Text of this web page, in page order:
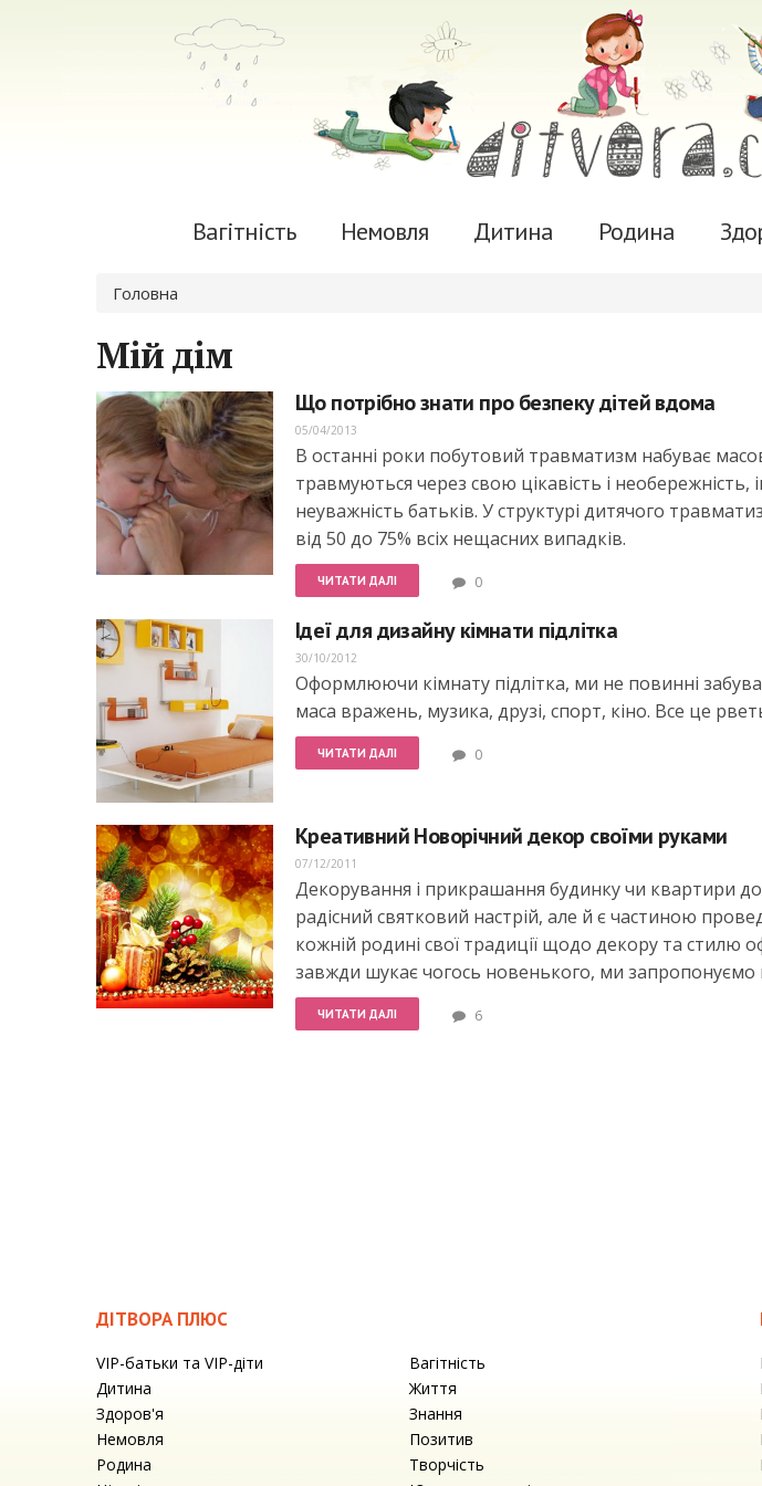
Вагітність Немовля Дитина Родина
Ви є тут
Головна
Мій дім
Що потрібно знати про безпеку дітей вдома
05/04/2013
В останні роки побутовий травматизм набуває
травмуються через свою цікавість і необережність,
неуважність батьків. У структурі дитячого
від 50 до 75% всіх нещасних випадків.
ЧИТАТИ ДАЛІ 0
Ідеї для дизайну кімнати підлітка
30/10/2012
Оформлюючи кімнату підлітка, ми не повинні
маса вражень, музика, друзі, спорт, кіно. Все це
ЧИТАТИ ДАЛІ 0
Креативний Новорічний декор своїми руками
07/12/2011
Декорування і прикрашання будинку чи квартири
радісний святковий настрій, але й є частиною
кожній родині свої традиції щодо декору та стилю
завжди шукає чогось новенького, ми запропонуємо
ЧИТАТИ ДАЛІ 6
ДІТВОРА ПЛЮС
VIP-батьки та VIP-діти
Вагітність
Дитина
Життя
Здоров'я
Знання
Немовля
Позитив
Родина
Творчість